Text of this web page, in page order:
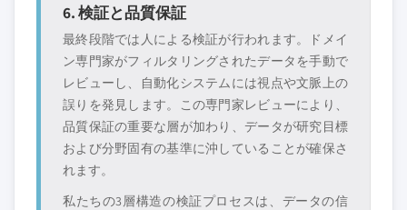
6. 検証と品質保証
最終段階では人による検証が行われます。ドメイ
ン専門家がフィルタリングされたデータを手動で
レビューし、自動化システムには視点や文脈上の
誤りを発見します。この専門家レビューにより、
品質保証の重要な層が加わり、データが研究目標
および分野固有の基準に沖していることが確保さ
れます。
私たちの3層構造の検証プロセスは、データの信